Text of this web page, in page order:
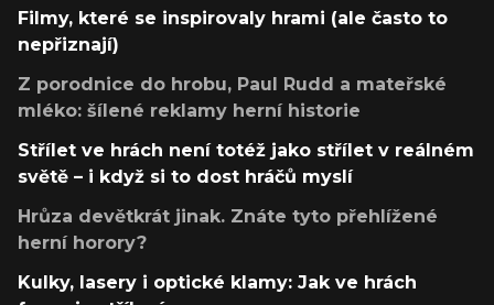
Filmy, které se inspirovaly hrami (ale často to
nepřiznají)
Z porodnice do hrobu, Paul Rudd a mateřské
mléko: šílené reklamy herní historie
Střílet ve hrách není totéž jako střílet v reálném
světě – i když si to dost hráčů myslí
Hrůza devětkrát jinak. Znáte tyto přehlížené
herní horory?
Kulky, lasery i optické klamy: Jak ve hrách